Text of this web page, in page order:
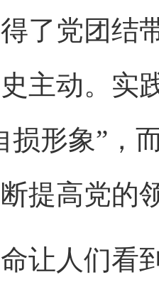
了党团结
主动。实
损形象”，
提高党的
人们看到